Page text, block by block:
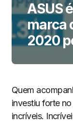
ASUS
marca
2020
Quem
investiu forte
incríveis.